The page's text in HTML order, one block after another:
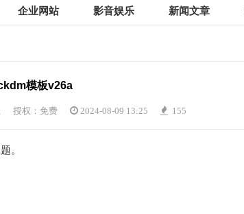
企业网站 影音娱乐 新闻文章
模板v26a
授权：免费 2024-08-09 13:25 155
。